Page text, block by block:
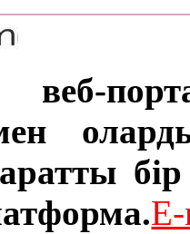
веб-
бір